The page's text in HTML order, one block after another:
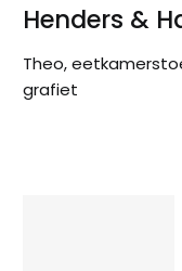
Henders &
Theo,
grafiet